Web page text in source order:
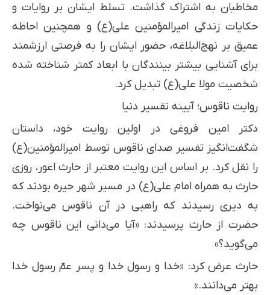
مخاطبان به اشتراک گذاشت. تسلط ایشان بر روایات و
حکایات زندگی امیرالمؤمنین علی(ع) و همچنین احاطه
عمیق بر نهج‌البلاغه، حضور ایشان را به فرصتی ارزشمند
برای آشنایی بیشتر بینندگان با ابعاد کمتر شناخته شده
شخصیت مولا علی(ع) تبدیل کرد.
روایت ناقوس؛ آیینه تفسیر دنیا
دکتر امین فروغی در اولین روایت خود، داستان
شگفت‌انگیز تفسیر صدای ناقوس توسط امیرالمؤمنین(ع)
را نقل کرد. بر اساس این روایت معتبر از حارث اعور، روزی
حارث به همراه امام علی(ع) در مسیر شهر حیره بودند که
به دیری رسیدند که راهبی در آن ناقوس می‌نواخت.
حضرت از حارث پرسیدند: «آیا می‌دانی این ناقوس چه
می‌گوید؟»
حارث عرض کرد: «خدا و رسول خدا و پسر عمّ رسول خدا
بهتر می‌دانند.»